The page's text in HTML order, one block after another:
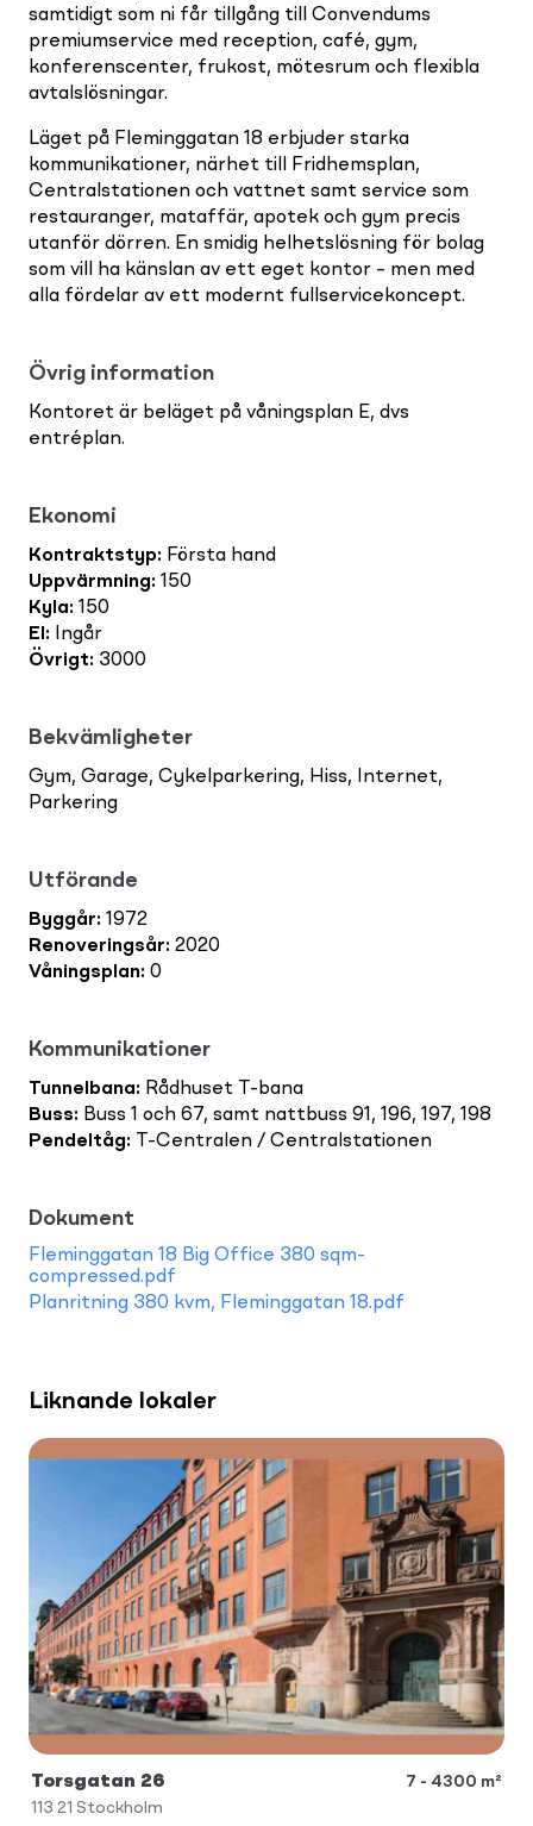
samtidigt som ni får tillgång till Convendums
premiumservice med reception, café, gym,
konferenscenter, frukost, mötesrum och flexibla
avtalslösningar.
Läget på Fleminggatan 18 erbjuder starka
kommunikationer, närhet till Fridhemsplan,
Centralstationen och vattnet samt service som
restauranger, mataffär, apotek och gym precis
utanför dörren. En smidig helhetslösning för bolag
som vill ha känslan av ett eget kontor – men med
alla fördelar av ett modernt fullservicekoncept.
Övrig information
Kontoret är beläget på våningsplan E, dvs
entréplan.
Ekonomi
Kontraktstyp: Första hand
Uppvärmning: 150
Kyla: 150
El : Ingår
Övrigt: 3000
Bekvämligheter
Gym, Garage, Cykelparkering, Hiss, Internet,
Parkering
Utförande
Byggår: 1972
Renoveringsår: 2020
Våningsplan: 0
Kommunikationer
Tunnelbana: Rådhuset T-bana
Buss: Buss 1 och 67, samt nattbuss 91, 196, 197, 198
Pendeltåg: T-Centralen / Centralstationen
Dokument
Fleminggatan 18 Big Office 380 sqm-
compressed.pdf
Planritning 380 kvm, Fleminggatan 18.pdf
Liknande lokaler
Torsgatan 26
7 - 4300 m²
113 21 Stockholm